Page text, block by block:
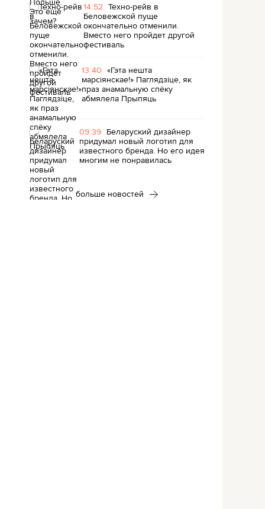
14:52 Техно-рейв в
Беловежской пуще
окончательно отменили.
Вместо него пройдет другой
фестиваль
13:40 «Гэта нешта
марсіянскае!» Паглядзіце, як
праз анамальную спёку
абмялела Прыпяць
09:39 Беларуский дизайнер
придумал новый логотип для
известного бренда. Но его идея
многим не понравилась
больше новостей